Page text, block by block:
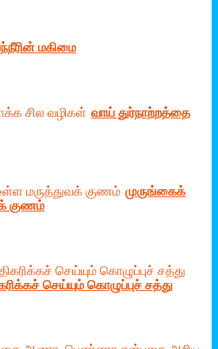
மகிமை
வாய் துர்நாற்றத்தை
முருங்கைக்
குணம்
செய்யும் கொழுப்புச் சத்து